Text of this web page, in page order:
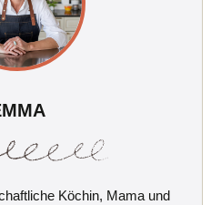
Köchin, Mama und